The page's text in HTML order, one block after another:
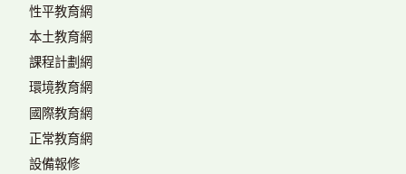
性平教育網
本土教育網
課程計劃網
環境教育網
國際教育網
正常教育網
設備報修